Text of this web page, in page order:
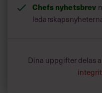
Chefs nyhetsbrev
Dina uppgifter delas